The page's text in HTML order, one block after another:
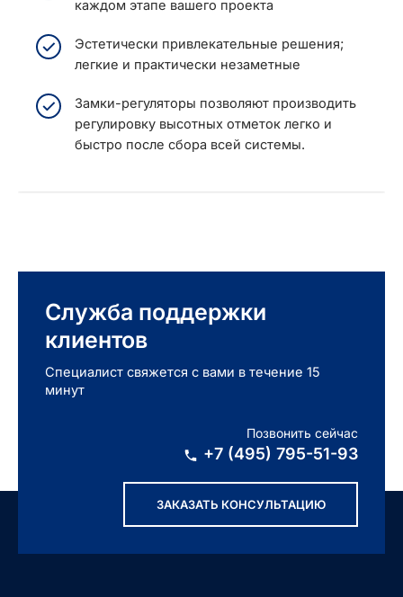
каждом этапе вашего проекта
Эстетически привлекательные решения;
легкие и практически незаметные
Замки-регуляторы позволяют производить
регулировку высотных отметок легко и
быстро после сбора всей системы.
Служба поддержки
клиентов
Специалист свяжется с вами в течение 15
минут
Позвонить сейчас
+7 (495) 795-51-93
ЗАКАЗАТЬ КОНСУЛЬТАЦИЮ